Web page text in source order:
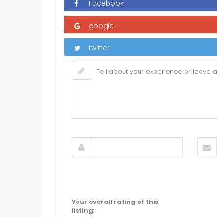
Your overall rating of this
listing: